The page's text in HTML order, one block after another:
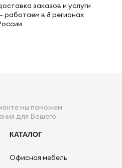
заказов и услуги
работаем в 8 регионах
мы поможем
для Вашего
КАТАЛОГ
Офисная мебель